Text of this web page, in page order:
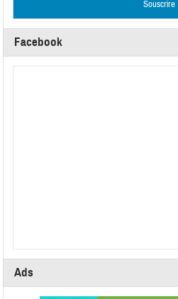
Facebook
Ads